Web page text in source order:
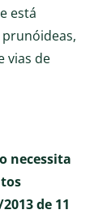
está
vias de
necessita
de 11